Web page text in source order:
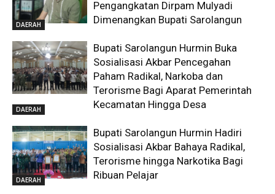
DAERAH
Pengangkatan Dirpam Mulyadi
Dimenangkan Bupati Sarolangun
DAERAH
Bupati Sarolangun Hurmin Buka
Sosialisasi Akbar Pencegahan
Paham Radikal, Narkoba dan
Terorisme Bagi Aparat Pemerintah
Kecamatan Hingga Desa
DAERAH
Bupati Sarolangun Hurmin Hadiri
Sosialisasi Akbar Bahaya Radikal,
Terorisme hingga Narkotika Bagi
Ribuan Pelajar